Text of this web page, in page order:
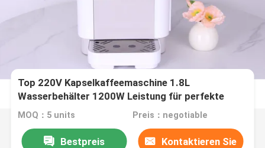
Top 220V Kapselkaffeemaschine 1.8L
Wasserbehälter 1200W Leistung für perfekte
Biere
MOQ：5 units Preis：negotiable
Bestpreis Kontaktieren Sie